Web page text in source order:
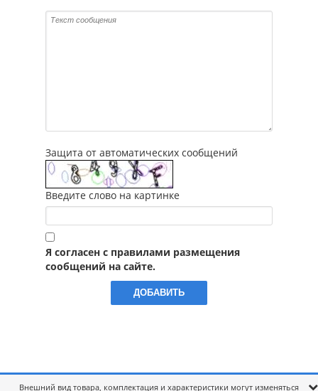
Защита от автоматических сообщений
Введите слово на картинке
Я согласен с правилами размещения
сообщений на сайте.
Внешний вид товара, комплектация и характеристики могут изменяться